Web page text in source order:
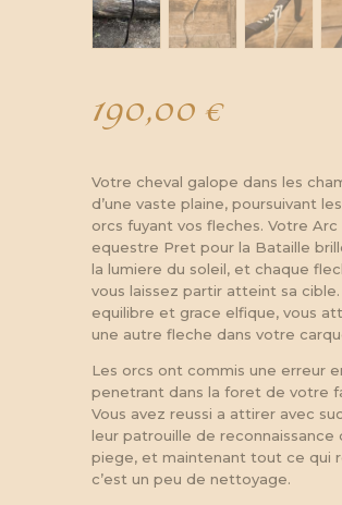
190,00€
Votre cheval galope dans les
d’une vaste plaine, poursuivant
orcs fuyant vos fleches. Votre Arc
equestre Pret pour la Bataille
la lumiere du soleil, et chaque
vous laissez partir atteint sa
equilibre et grace elfique, vous
une autre fleche dans votre
Les orcs ont commis une erreur
penetrant dans la foret de votre
Vous avez reussi a attirer avec
leur patrouille de reconnaissance
piege, et maintenant tout ce qui
c’est un peu de nettoyage.